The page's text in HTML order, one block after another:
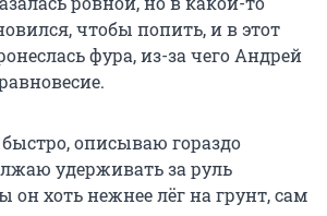
чтобы попить, и в этот
фура, из-за чего Андрей
описываю гораздо
удерживать за руль
он хоть нежнее лёг на грунт, сам